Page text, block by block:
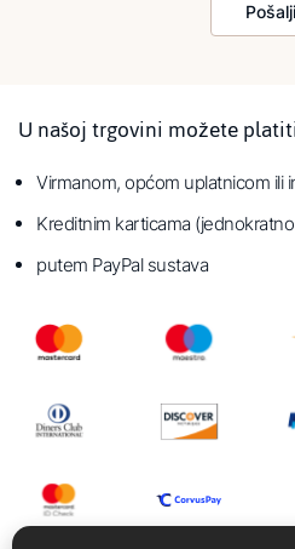
Pošalji
U našoj trgovini možete
Virmanom, općom uplatnicom ili
Kreditnim karticama
putem PayPal sustava